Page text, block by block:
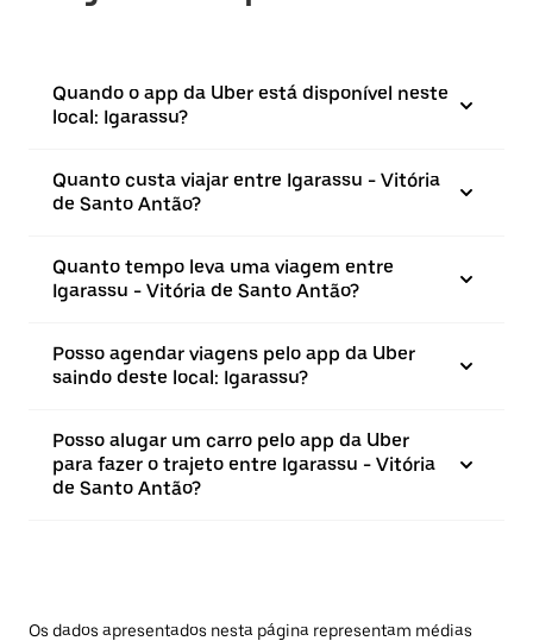
Quando o app da Uber está disponível neste
local: Igarassu?
Quanto custa viajar entre Igarassu - Vitória
de Santo Antão?
Quanto tempo leva uma viagem entre
Igarassu - Vitória de Santo Antão?
Posso agendar viagens pelo app da Uber
saindo deste local: Igarassu?
Posso alugar um carro pelo app da Uber
para fazer o trajeto entre Igarassu - Vitória
de Santo Antão?
Os dados apresentados nesta página representam médias